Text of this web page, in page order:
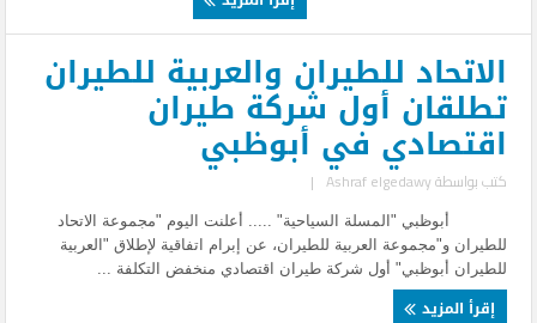
الاتحاد للطيران والعربية للطيران
تطلقان أول شركة طيران
اقتصادي في أبوظبي
كتب بواسطةAshraf elgedawy
|
أبوظبي "المسلة السياحية" ..... أعلنت اليوم "مجموعة الاتحاد
للطيران و"مجموعة العربية للطيران، عن إبرام اتفاقية لإطلاق "العربية
للطيران أبوظبي" أول شركة طيران اقتصادي منخفض التكلفة ...
إقرأ المزيد